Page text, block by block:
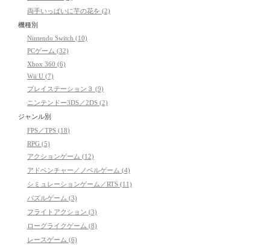
両手いっぱいに芋の花を (2)
機種別
Nintendo Switch (10)
PCゲーム (32)
Xbox 360 (6)
Wii U (7)
プレイステーション３ (9)
ニンテンドー3DS／2DS (2)
ジャンル別
FPS／TPS (18)
RPG (5)
アクションゲーム (12)
アドベンチャー／ノベルゲーム (4)
シミュレーションゲーム／RTS (11)
パズルゲーム (3)
フライトアクション (3)
ローグライクゲーム (8)
レースゲーム (6)